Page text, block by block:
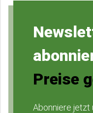
Preise
Abonniere